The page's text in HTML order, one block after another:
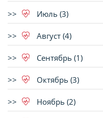
Июль (3)
Август (4)
Сентябрь (1)
Октябрь (3)
Ноябрь (2)